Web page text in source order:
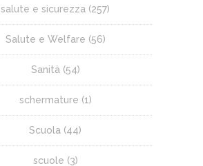
salute e sicurezza (257)
Salute e Welfare (56)
Sanità (54)
schermature (1)
Scuola (44)
scuole (3)